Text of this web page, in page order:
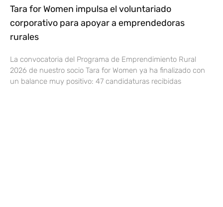
Tara for Women impulsa el voluntariado
corporativo para apoyar a emprendedoras
rurales
La convocatoria del Programa de Emprendimiento Rural
2026 de nuestro socio Tara for Women ya ha finalizado con
un balance muy positivo: 47 candidaturas recibidas